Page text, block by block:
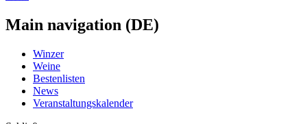
Main navigation (DE)
Winzer
Weine
Bestenlisten
News
Veranstaltungskalender